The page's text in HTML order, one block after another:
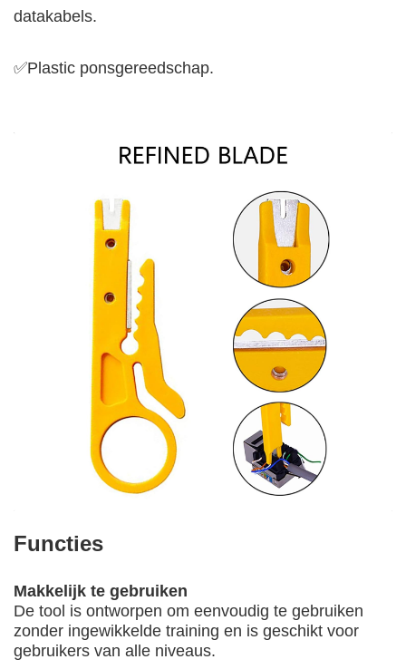
datakabels.
✅Plastic ponsgereedschap.
Functies
Makkelijk te gebruiken
De tool is ontworpen om eenvoudig te gebruiken
zonder ingewikkelde training en is geschikt voor
gebruikers van alle niveaus.